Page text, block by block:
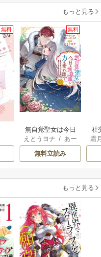
もっと見る
無料 無料
無自覚聖女は今日
も無意識に力を垂
れ流す ～公爵家
の落ちこぼれ令
を掴み取る～
えとうヨナ / あー
もんど/あんべよ
しろう
無料立読み
社
ば
霜
もっと見る